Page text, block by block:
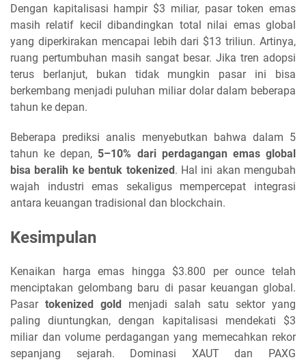
Dengan kapitalisasi hampir $3 miliar, pasar token emas
masih relatif kecil dibandingkan total nilai emas global
yang diperkirakan mencapai lebih dari $13 triliun. Artinya,
ruang pertumbuhan masih sangat besar. Jika tren adopsi
terus berlanjut, bukan tidak mungkin pasar ini bisa
berkembang menjadi puluhan miliar dolar dalam beberapa
tahun ke depan.
Beberapa prediksi analis menyebutkan bahwa dalam 5
tahun ke depan, 5–10% dari perdagangan emas global
bisa beralih ke bentuk tokenized. Hal ini akan mengubah
wajah industri emas sekaligus mempercepat integrasi
antara keuangan tradisional dan blockchain.
Kesimpulan
Kenaikan harga emas hingga $3.800 per ounce telah
menciptakan gelombang baru di pasar keuangan global.
Pasar tokenized gold menjadi salah satu sektor yang
paling diuntungkan, dengan kapitalisasi mendekati $3
miliar dan volume perdagangan yang memecahkan rekor
sepanjang sejarah. Dominasi XAUT dan PAXG